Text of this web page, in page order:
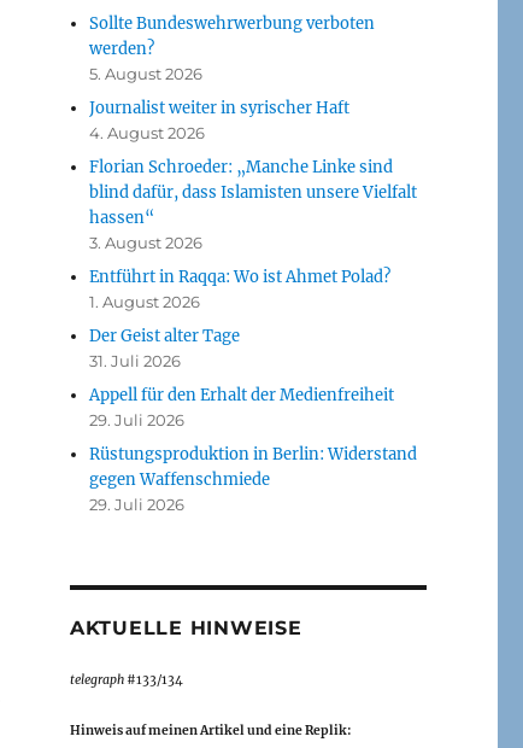
Sollte Bundeswehrwerbung verboten
werden?
5. August 2026
Journalist weiter in syrischer Haft
4. August 2026
Florian Schroeder: „Manche Linke sind
blind dafür, dass Islamisten unsere Vielfalt
hassen“
3. August 2026
Entführt in Raqqa: Wo ist Ahmet Polad?
1. August 2026
Der Geist alter Tage
31. Juli 2026
Appell für den Erhalt der Medienfreiheit
29. Juli 2026
Rüstungsproduktion in Berlin: Widerstand
gegen Waffenschmiede
29. Juli 2026
AKTUELLE HINWEISE
telegraph#133/134
Hinweis auf meinen Artikel und eine Replik: